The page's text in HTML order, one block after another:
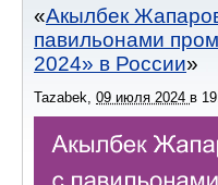
Акылбек
павильонами
2024» в России
Tazabek 09 июля 2024 в